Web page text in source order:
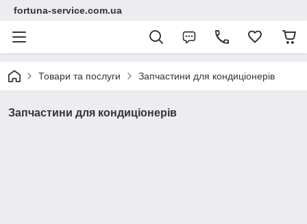
fortuna-service.com.ua
Товари та послуги Запчастини для кондиціонерів
Запчастини для кондиціонерів